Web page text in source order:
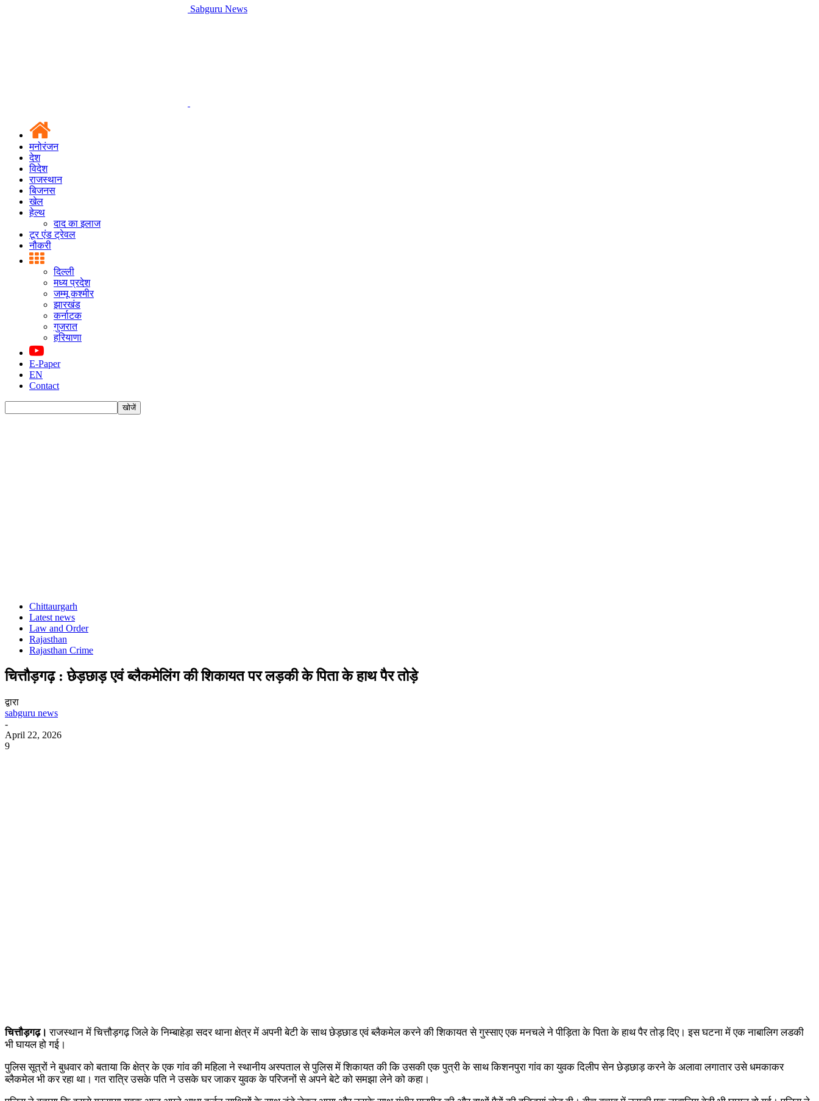
Sabguru News
मनोरंजन
देश
विदेश
राजस्थान
बिजनस
खेल
हेल्थ
दाद का इलाज
टूर एंड ट्रेवल
नौकरी
दिल्ली
मध्य प्रदेश
जम्मू कश्मीर
झारखंड
कर्नाटक
गुजरात
हरियाणा
E-Paper
EN
Contact
Chittaurgarh
Latest news
Law and Order
Rajasthan
Rajasthan Crime
चित्तौड़गढ़ : छेड़छाड़ एवं ब्लैकमेलिंग की शिकायत पर लड़की के पिता के हाथ पैर तोड़े
द्वारा
sabguru news
-
April 22, 2026
9
चित्तौड़गढ़। राजस्थान में चित्तौड़गढ़ जिले के निम्बाहेड़ा सदर थाना क्षेत्र में अपनी बेटी के साथ छेड़छाड एवं ब्लैकमेल करने की शिकायत से गुस्साए एक मनचले ने पीड़िता के पिता के हाथ पैर तोड़ दिए। इस घटना में एक नाबालिग लडकी
भी घायल हो गई।
पुलिस सूत्रों ने बुधवार को बताया कि क्षेत्र के एक गांव की महिला ने स्थानीय अस्पताल से पुलिस में शिकायत की कि उसकी एक पुत्री के साथ किशनपुरा गांव का युवक दिलीप सेन छेड़छाड़ करने के अलावा लगातार उसे धमकाकर
ब्लैकमेल भी कर रहा था। गत रात्रि उसके पति ने उसके घर जाकर युवक के परिजनों से अपने बेटे को समझा लेने को कहा।